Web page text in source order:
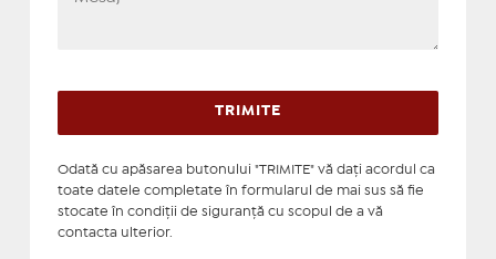
Odată cu apăsarea butonului "TRIMITE" vă daţi acordul ca
toate datele completate în formularul de mai sus să fie
stocate în condiţii de siguranţă cu scopul de a vă
contacta ulterior.